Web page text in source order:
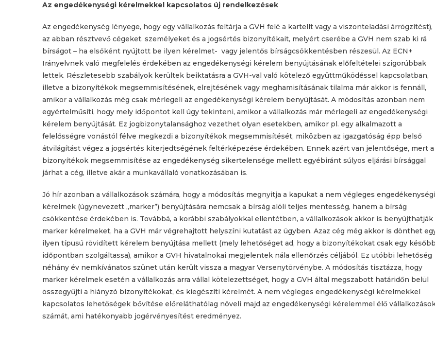
Az engedékenységi kérelmekkel kapcsolatos új rendelkezések
Az engedékenység lényege, hogy egy vállalkozás feltárja a GVH felé a kartellt vagy a viszonteladási árrögzítést),
az abban résztvevő cégeket, személyeket és a jogsértés bizonyítékait, melyért cserébe a GVH nem szab ki rá
bírságot – ha elsőként nyújtott be ilyen kérelmet- vagy jelentős bírságcsökkentésben részesül. Az ECN+
Irányelvnek való megfelelés érdekében az engedékenységi kérelem benyújtásának előfeltételei szigorúbbak
lettek. Részletesebb szabályok kerültek beiktatásra a GVH-val való kötelező együttműködéssel kapcsolatban,
illetve a bizonyítékok megsemmisítésének, elrejtésének vagy meghamisításának tilalma már akkor is fennáll,
amikor a vállalkozás még csak mérlegeli az engedékenységi kérelem benyújtását. A módosítás azonban nem
egyértelműsíti, hogy mely időpontot kell úgy tekinteni, amikor a vállalkozás már mérlegeli az engedékenységi
kérelem benyújtását. Ez jogbizonytalansághoz vezethet olyan esetekben, amikor pl. egy alkalmazott a
felelősségre vonástól félve megkezdi a bizonyítékok megsemmisítését, miközben az igazgatóság épp belső
átvilágítást végez a jogsértés kiterjedtségének feltérképezése érdekében. Ennek azért van jelentősége, mert a
bizonyítékok megsemmisítése az engedékenység sikertelensége mellett egyébiránt súlyos eljárási bírsággal
járhat a cég, illetve akár a munkavállaló vonatkozásában is.
Jó hír azonban a vállalkozások számára, hogy a módosítás megnyitja a kapukat a nem végleges engedékenységi
kérelmek (úgynevezett „marker”) benyújtására nemcsak a bírság alóli teljes mentesség, hanem a bírság
csökkentése érdekében is. Továbbá, a korábbi szabályokkal ellentétben, a vállalkozások akkor is benyújthatják
marker kérelmeket, ha a GVH már végrehajtott helyszíni kutatást az ügyben. Azaz cég még akkor is dönthet
ilyen típusú rövidített kérelem benyújtása mellett (mely lehetőséget ad, hogy a bizonyítékokat csak egy
időpontban szolgáltassa), amikor a GVH hivatalnokai megjelentek nála ellenőrzés céljából. Ez utóbbi lehetőség
néhány év nemkívánatos szünet után került vissza a magyar Versenytörvénybe. A módosítás tisztázza, hogy
marker kérelmek esetén a vállalkozás arra vállal kötelezettséget, hogy a GVH által megszabott határidőn belül
összegyűjti a hiányzó bizonyítékokat, és kiegészíti kérelmét. A nem végleges engedékenységi kérelmekkel
kapcsolatos lehetőségek bővítése előreláthatólag növeli majd az engedékenységi kérelemmel élő
számát, ami hatékonyabb jogérvényesítést eredményez.